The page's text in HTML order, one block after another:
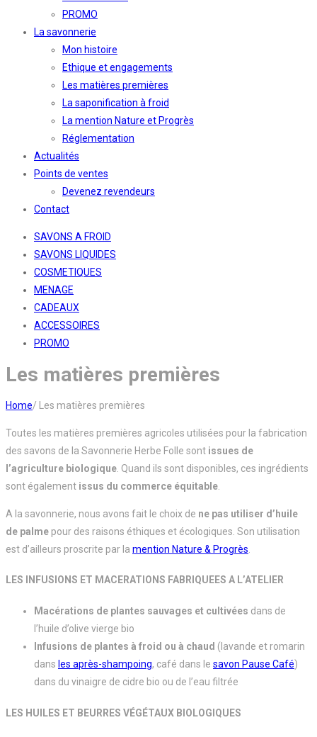
PROMO
La savonnerie
Mon histoire
Ethique et engagements
Les matières premières
La saponification à froid
La mention Nature et Progrès
Réglementation
Actualités
Points de ventes
Devenez revendeurs
Contact
SAVONS A FROID
SAVONS LIQUIDES
COSMETIQUES
MENAGE
CADEAUX
ACCESSOIRES
PROMO
Les matières premières
Home/ Les matières premières
Toutes les matières premières agricoles utilisées pour la fabrication
des savons de la Savonnerie Herbe Folle sont issues de
l’agriculture biologique . Quand ils sont disponibles, ces ingrédients
sont également issus du commerce équitable
A la savonnerie, nous avons fait le choix de ne pas utiliser d’huile
de palme pour des raisons éthiques et écologiques. Son utilisation
est d’ailleurs proscrite par la mention Nature & Progrès
LES INFUSIONS ET MACERATIONS FABRIQUEES A L’ATELIER
Macérations de plantes sauvages et cultivées dans de
l’huile d’olive vierge bio
Infusions de plantes à froid ou à chaud (lavande et romarin
dans les après-shampoing, café dans le savon Pause Café)
dans du vinaigre de cidre bio ou de l’eau filtrée
LES HUILES ET BEURRES VÉGÉTAUX BIOLOGIQUES